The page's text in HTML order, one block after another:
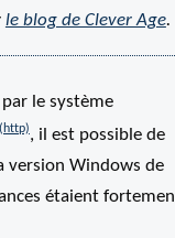
le blog de Clever Age.
le système
, il est possible de
version Windows de
étaient